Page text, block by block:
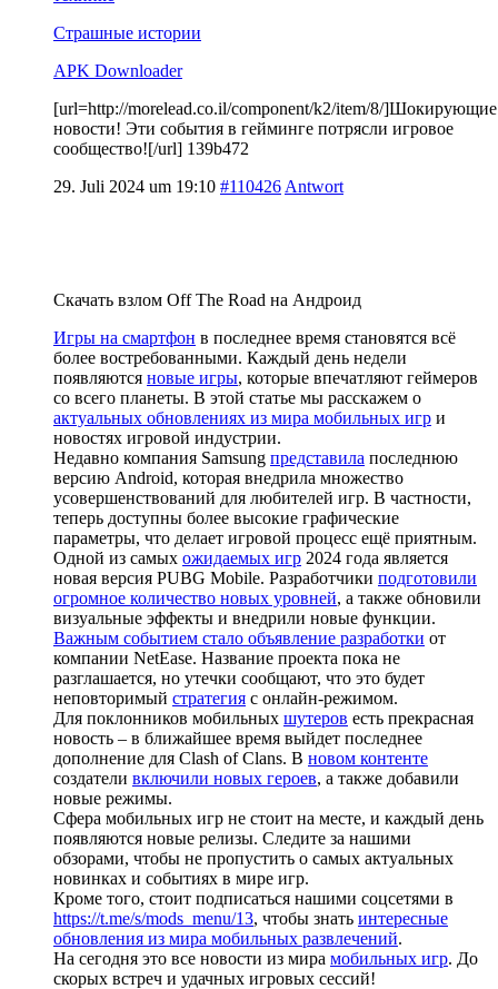
Страшные истории
APK Downloader
[url=http://morelead.co.il/component/k2/item/8/]Шокирующие
новости! Эти события в гейминге потрясли игровое
сообщество![/url] 139b472
29. Juli 2024 um 19:10 #110426 Antwort
Скачать взлом Off The Road на Андроид
Игры на смартфон в последнее время становятся всё
более востребованными. Каждый день недели
появляются новые игры, которые впечатляют геймеров
со всего планеты. В этой статье мы расскажем о
актуальных обновлениях из мира мобильных игр и
новостях игровой индустрии.
Недавно компания Samsung представила последнюю
версию Android, которая внедрила множество
усовершенствований для любителей игр. В частности,
теперь доступны более высокие графические
параметры, что делает игровой процесс ещё приятным.
Одной из самых ожидаемых игр 2024 года является
новая версия PUBG Mobile. Разработчики подготовили
огромное количество новых уровней, а также обновили
визуальные эффекты и внедрили новые функции.
Важным событием стало объявление разработки от
компании NetEase. Название проекта пока не
разглашается, но утечки сообщают, что это будет
неповторимый стратегия с онлайн-режимом.
Для поклонников мобильных шутеров есть прекрасная
новость – в ближайшее время выйдет последнее
дополнение для Clash of Clans. В новом контенте
создатели включили новых героев, а также добавили
новые режимы.
Сфера мобильных игр не стоит на месте, и каждый день
появляются новые релизы. Следите за нашими
обзорами, чтобы не пропустить о самых актуальных
новинках и событиях в мире игр.
Кроме того, стоит подписаться нашими соцсетями в
https://t.me/s/mods_menu/13, чтобы знать интересные
обновления из мира мобильных развлечений.
На сегодня это все новости из мира мобильных игр. До
скорых встреч и удачных игровых сессий!